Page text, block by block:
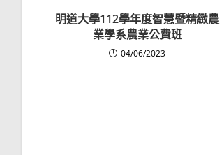
明道大學112學年度智慧暨精緻農
業學系農業公費班
04/06/2023